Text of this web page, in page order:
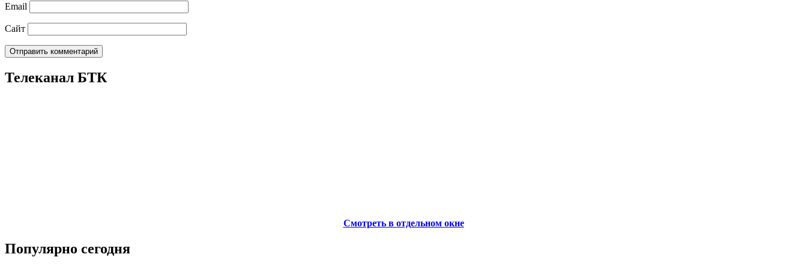
Email
Сайт
Телеканал БТК
Смотреть в отдельном окне
Популярно сегодня